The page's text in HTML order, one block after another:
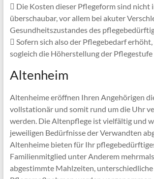
Die Kosten dieser Pflegeform sind nicht
überschaubar, vor allem bei akuter
Gesundheitszustandes des
Sofern sich also der Pflegebedarf
sogleich die Höherstellung der
Altenheim
Altenheime eröffnen Ihren Angehörigen
vollstationär und somit rund um die Uhr
werden. Die Altenpflege ist vielfältig und
jeweiligen Bedürfnisse der Verwandten
Altenheime bieten für Ihr
Familienmitglied unter Anderem
abgestimmte Mahlzeiten, unterschiedliche